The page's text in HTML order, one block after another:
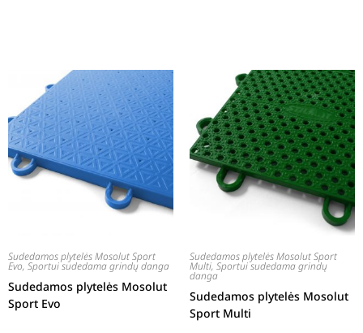
Sudedamos plytelės Mosolut Sport
Evo, Sportui sudedama grindų danga
Sudedamos plytelės Mosolut
Sport Evo
Sudedamos plytelės Mosolut Sport
Multi, Sportui sudedama grindų
danga
Sudedamos plytelės Mosolut
Sport Multi